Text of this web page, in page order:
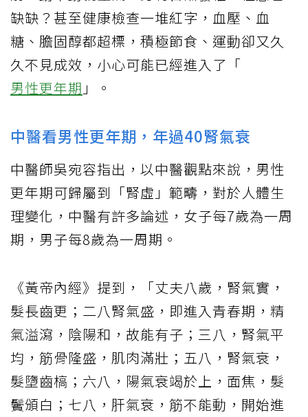
缺缺？甚至健康檢查一堆紅字，血壓、血
糖、膽固醇都超標，積極節食、運動卻又久
久不見成效，小心可能已經進入了「
男性更年期 」。
中醫看男性更年期，年過40腎氣衰
中醫師吳宛容指出，以中醫觀點來說，男性
更年期可歸屬到「腎虛」範疇，對於人體生
理變化，中醫有許多論述，女子每7歲為一周
期，男子每8歲為一周期。
《黃帝內經》提到，「丈夫八歲，腎氣實，
髮長齒更；二八腎氣盛，即進入青春期，精
氣溢瀉，陰陽和，故能有子；三八，腎氣平
均，筋骨隆盛，肌肉滿壯；五八，腎氣衰，
髮墮齒槁；六八，陽氣衰竭於上，面焦，髮
鬢頒白；七八，肝氣衰，筋不能動，開始進